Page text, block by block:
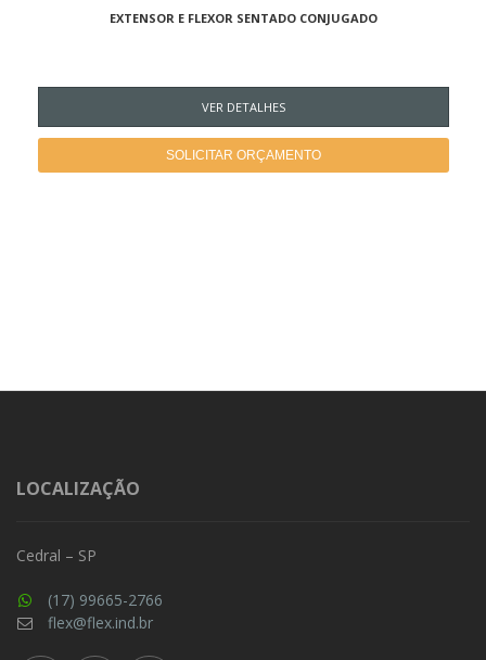
EXTENSOR E FLEXOR SENTADO CONJUGADO
VER DETALHES
SOLICITAR ORÇAMENTO
LOCALIZAÇÃO
Cedral – SP
(17) 99665-2766
flex@flex.ind.br